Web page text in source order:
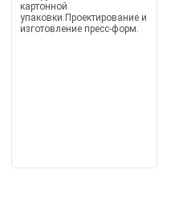
картонной
упаковки.Проектирование и
изготовление пресс-форм.